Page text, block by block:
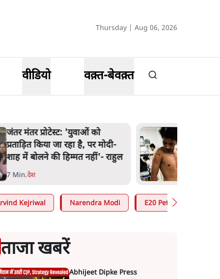
Thursday | Aug 06, 2026
वीडियो वक़्त-बेवक़्त
पेंटर प्रशांत की दर्दनाक दास्तान- जंतर
मंतर पर पैलेट गन से 5 नहीं, 6 लोग
घायल हुए
6 Min.देश
Kejriwal Narendra Modi E20 Petrol Controversy
ताजा खबरें
Abhijeet Dipke Press